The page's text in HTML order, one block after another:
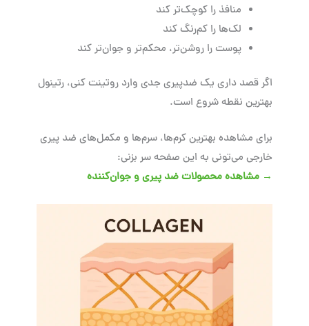
منافذ را کوچک‌تر کند
لک‌ها را کم‌رنگ کند
پوست را روشن‌تر، محکم‌تر و جوان‌تر کند
اگر قصد داری یک ضدپیری جدی وارد روتینت کنی، رتینول
بهترین نقطه شروع است.
برای مشاهده بهترین کرم‌ها، سرم‌ها و مکمل‌های ضد پیری
خارجی می‌تونی به این صفحه سر بزنی:
→مشاهده محصولات ضد پیری و جوان‌کننده